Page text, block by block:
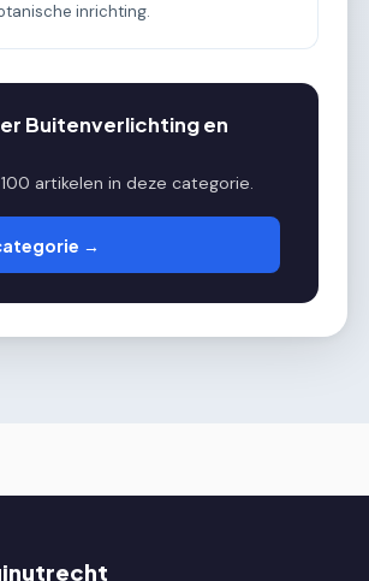
inrichting.
Buitenverlichting en
artikelen in deze categorie.
→